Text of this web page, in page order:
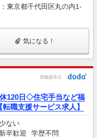
東京都千代田区丸の内1-
気になる！
情報提供元
120日◇住宅手当など福
職支援サービス求人】
ない
卒歓迎
学歴不問